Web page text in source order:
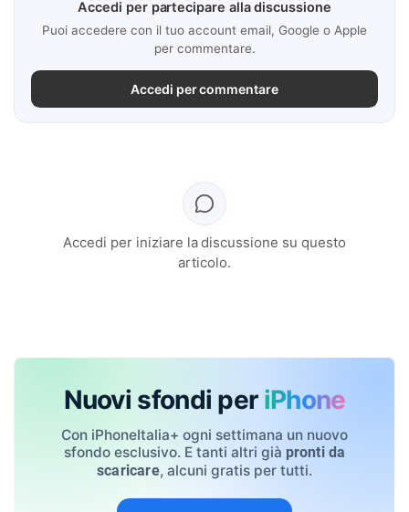
Accedi per partecipare alla discussione
Puoi accedere con il tuo account email, Google o Apple
per commentare.
Accedi per commentare
Accedi per iniziare la discussione su questo
articolo.
Nuovi sfondi per iPhone
Con iPhoneItalia+ ogni settimana un nuovo
sfondo esclusivo. E tanti altri già pronti da
scaricare, alcuni gratis per tutti.